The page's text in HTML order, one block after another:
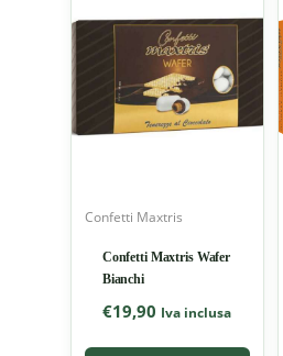
Confetti Maxtris
Confetti Maxtris Wafer
Bianchi
€19,90 Iva inclusa